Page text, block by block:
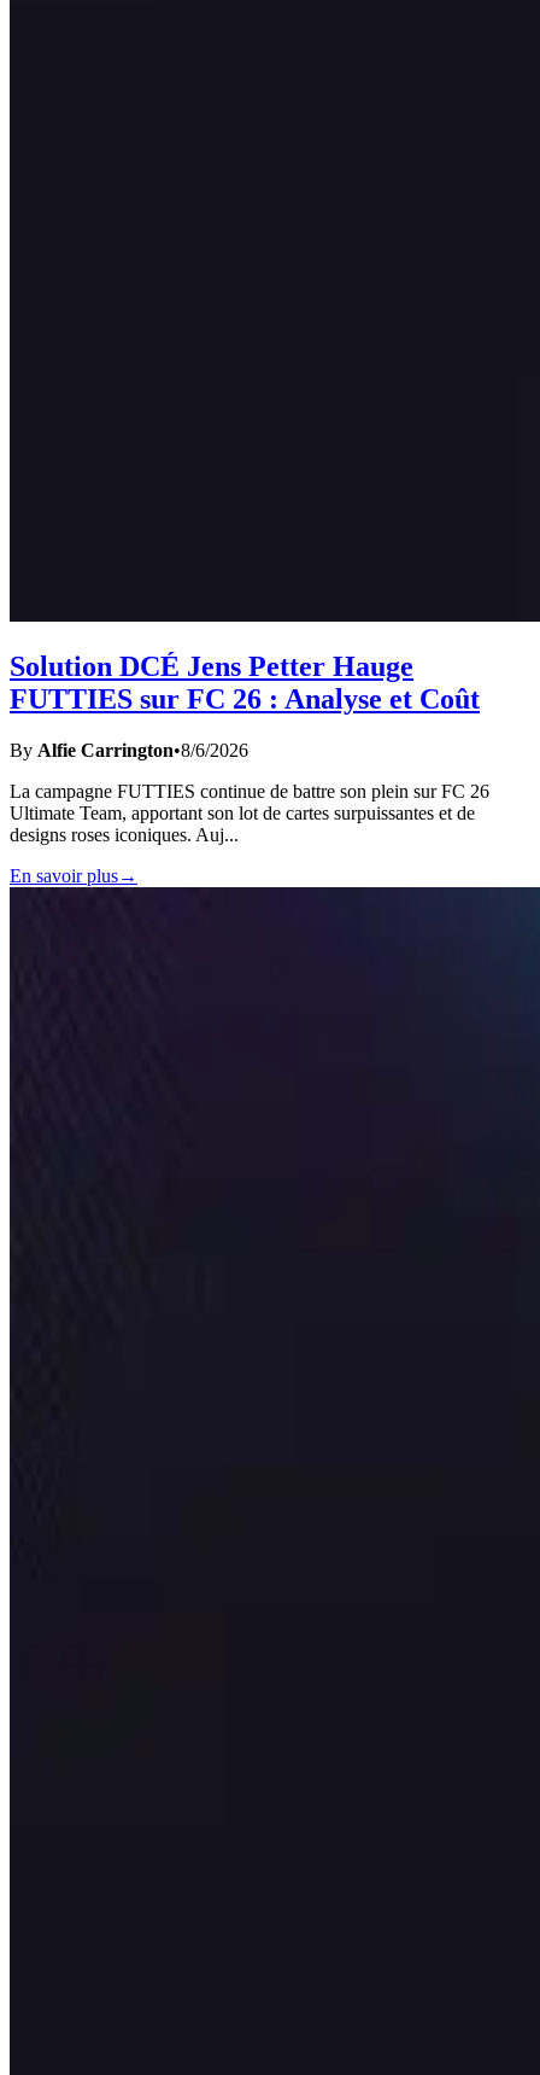
Solution DCÉ Jens Petter Hauge
FUTTIES sur FC 26 : Analyse et Coût
By Alfie Carrington•8/6/2026
La campagne FUTTIES continue de battre son plein sur FC 26
Ultimate Team, apportant son lot de cartes surpuissantes et de
designs roses iconiques. Auj...
En savoir plus→